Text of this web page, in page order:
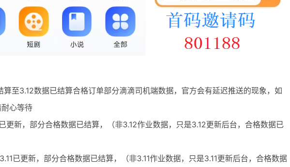
至3.12数据已结算合格订单部分滴滴司机端数据，官方会有延迟推送的现象，如
心等待
更新，部分合格数据已结算，（非3.12作业数据，只是3.12更新后台，合格数据已
已更新，部分合格数据已结算，（非3.11作业数据，只是3.11更新后台，合格数据